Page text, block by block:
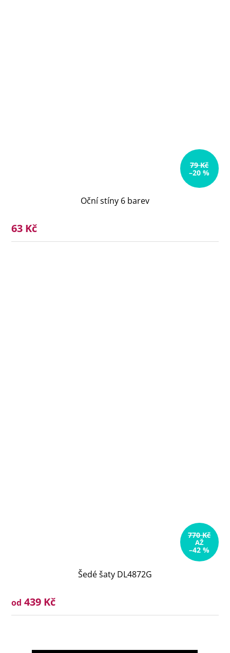
79 Kč
–20 %
Oční stíny 6 barev
63 Kč
770 Kč
AŽ
–42 %
Šedé šaty DL4872G
od 439 Kč